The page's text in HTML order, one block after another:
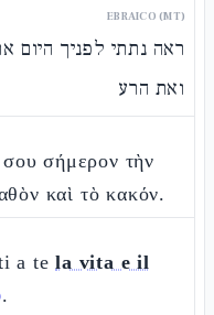
EBRAICO (MT)
ראה נתתי לפניך היום
ואת הרע
σήμερον τὴν
καὶ τὸ κακόν.
a tela vita e il
.